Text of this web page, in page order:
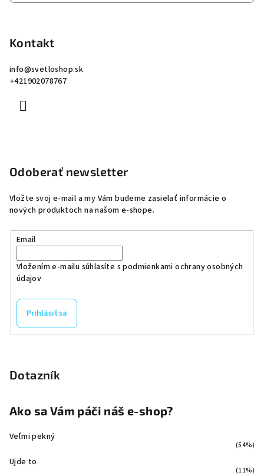
Kontakt
info@svetloshop.sk
+421902078767
Odoberať newsletter
Vložte svoj e-mail a my Vám budeme zasielať informácie o
nových produktoch na našom e-shope.
Email
Vložením e-mailu súhlasíte spodmienkami ochrany osobných
údajov
Prihlásiť sa
Dotazník
Ako sa Vám páči náš e-shop?
Veľmi pekný
(54%)
Ujde to
(11%)